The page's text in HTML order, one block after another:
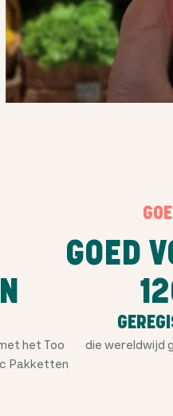
GOED
het Too
Pakketten
die wereldwijd